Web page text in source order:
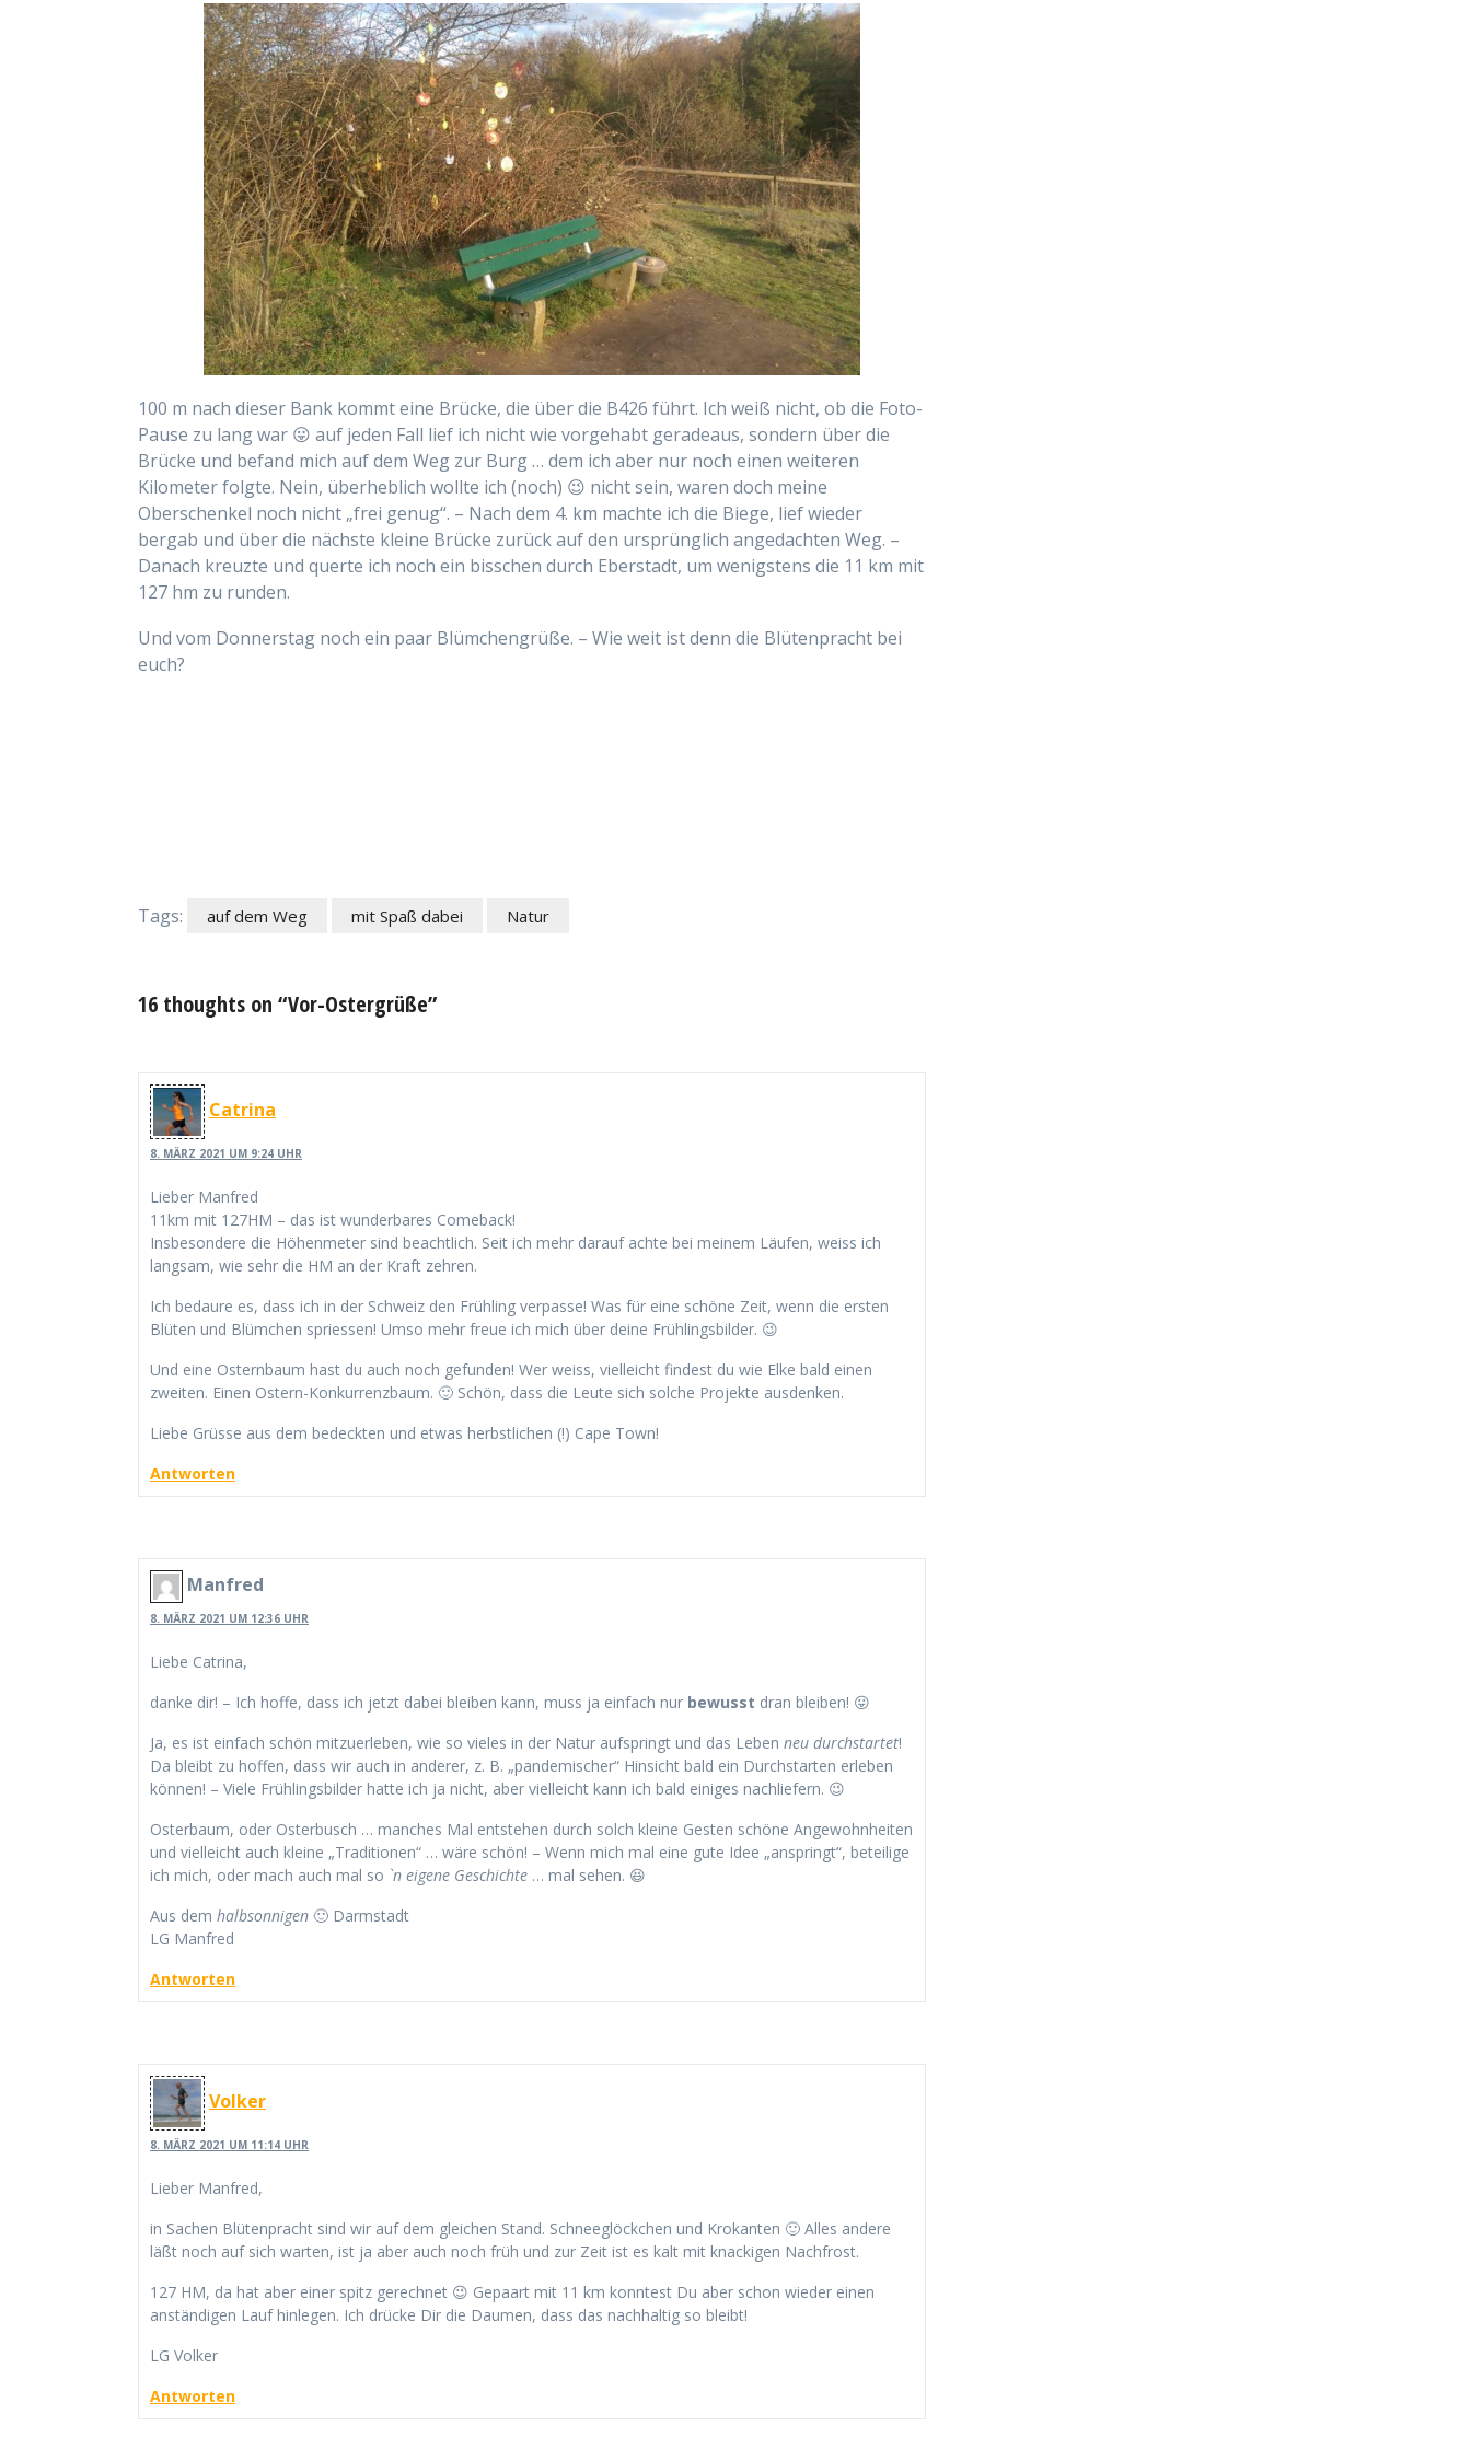
100 m nach dieser Bank kommt eine Brücke, die über die B426 führt. Ich weiß nicht, ob die Foto-
Pause zu lang war 😛 auf jeden Fall lief ich nicht wie vorgehabt geradeaus, sondern über die
Brücke und befand mich auf dem Weg zur Burg … dem ich aber nur noch einen weiteren
Kilometer folgte. Nein, überheblich wollte ich (noch) 😉 nicht sein, waren doch meine
Oberschenkel noch nicht „frei genug“. – Nach dem 4. km machte ich die Biege, lief wieder
bergab und über die nächste kleine Brücke zurück auf den ursprünglich angedachten Weg. –
Danach kreuzte und querte ich noch ein bisschen durch Eberstadt, um wenigstens die 11 km mit
127 hm zu runden.
Und vom Donnerstag noch ein paar Blümchengrüße. – Wie weit ist denn die Blütenpracht bei
euch?
Tags: auf dem Weg mit Spaß dabei Natur
16 thoughts on “Vor-Ostergrüße”
Catrina
8. MÄRZ 2021 UM 9:24 UHR
Lieber Manfred
11km mit 127HM – das ist wunderbares Comeback!
Insbesondere die Höhenmeter sind beachtlich. Seit ich mehr darauf achte bei meinem Läufen, weiss ich
langsam, wie sehr die HM an der Kraft zehren.
Ich bedaure es, dass ich in der Schweiz den Frühling verpasse! Was für eine schöne Zeit, wenn die ersten
Blüten und Blümchen spriessen! Umso mehr freue ich mich über deine Frühlingsbilder. 😉
Und eine Osternbaum hast du auch noch gefunden! Wer weiss, vielleicht findest du wie Elke bald einen
zweiten. Einen Ostern-Konkurrenzbaum. 🙂 Schön, dass die Leute sich solche Projekte ausdenken.
Liebe Grüsse aus dem bedeckten und etwas herbstlichen (!) Cape Town!
Antworten
Manfred
8. MÄRZ 2021 UM 12:36 UHR
Liebe Catrina,
danke dir! – Ich hoffe, dass ich jetzt dabei bleiben kann, muss ja einfach nur bewusst dran bleiben! 😛
Ja, es ist einfach schön mitzuerleben, wie so vieles in der Natur aufspringt und das Leben neu durchstartet!
Da bleibt zu hoffen, dass wir auch in anderer, z. B. „pandemischer“ Hinsicht bald ein Durchstarten erleben
können! – Viele Frühlingsbilder hatte ich ja nicht, aber vielleicht kann ich bald einiges nachliefern. 😉
Osterbaum, oder Osterbusch … manches Mal entstehen durch solch kleine Gesten schöne Angewohnheiten
und vielleicht auch kleine „Traditionen“ … wäre schön! – Wenn mich mal eine gute Idee „anspringt“, beteilige
ich mich, oder mach auch mal so `n eigene Geschichte … mal sehen. 😆
Aus dem halbsonnigen 🙂 Darmstadt
LG Manfred
Antworten
Volker
8. MÄRZ 2021 UM 11:14 UHR
Lieber Manfred,
in Sachen Blütenpracht sind wir auf dem gleichen Stand. Schneeglöckchen und Krokanten 🙂 Alles andere
läßt noch auf sich warten, ist ja aber auch noch früh und zur Zeit ist es kalt mit knackigen Nachfrost.
127 HM, da hat aber einer spitz gerechnet 😉 Gepaart mit 11 km konntest Du aber schon wieder einen
anständigen Lauf hinlegen. Ich drücke Dir die Daumen, dass das nachhaltig so bleibt!
LG Volker
Antworten